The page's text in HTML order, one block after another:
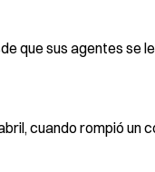
que sus agentes se
cuando rompió